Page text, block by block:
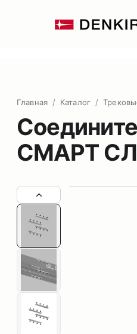
Главная / Каталог /
СМАРТ